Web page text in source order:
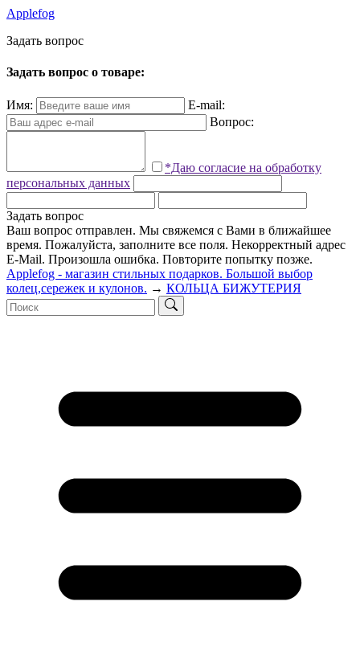
Applefog
Задать вопрос
Задать вопрос о товаре:
Имя:
E-mail:
Вопрос:
*Даю согласие на обработку
персональных данных
Задать вопрос
Ваш вопрос отправлен. Мы свяжемся с Вами в ближайшее
время. Пожалуйста, заполните все поля. Некорректный адрес
E-Mail. Произошла ошибка. Повторите попытку позже.
Applefog - магазин стильных подарков. Большой выбор
колец,сережек и кулонов. → КОЛЬЦА БИЖУТЕРИЯ